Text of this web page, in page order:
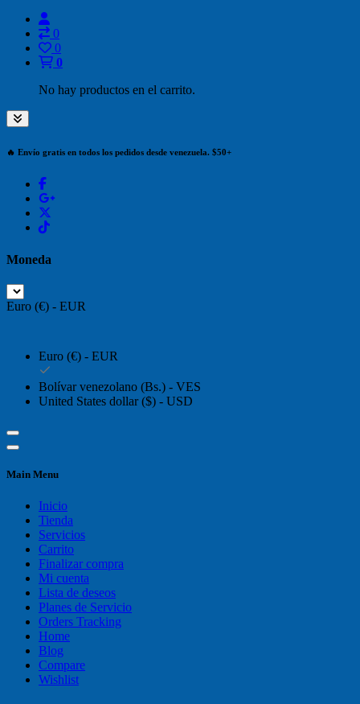
0
0
0
No hay productos en el carrito.
🔥 Envío gratis en todos los pedidos desde venezuela. $50+
Moneda
Euro (€) - EUR
Euro (€) - EUR
Bolívar venezolano (Bs.) - VES
United States dollar ($) - USD
Main Menu
Inicio
Tienda
Servicios
Carrito
Finalizar compra
Mi cuenta
Lista de deseos
Planes de Servicio
Orders Tracking
Home
Blog
Compare
Wishlist